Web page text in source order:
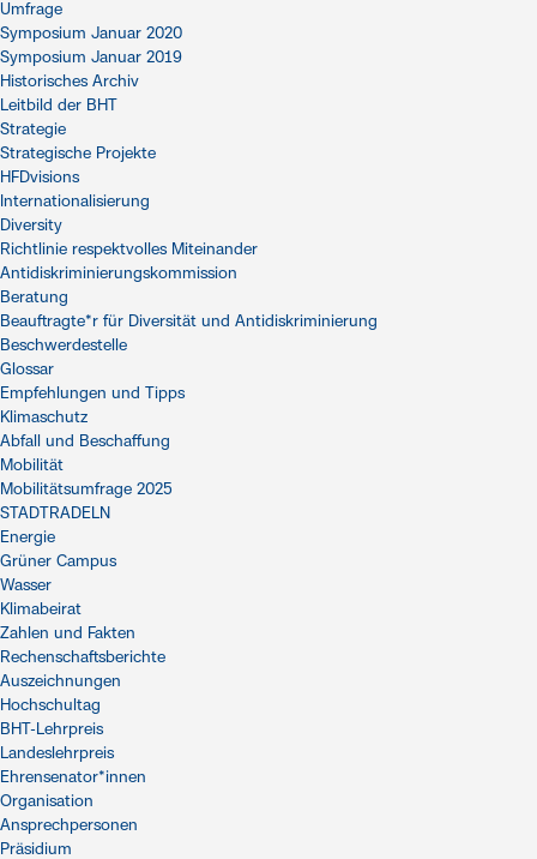
Umfrage
Symposium Januar 2020
Symposium Januar 2019
Historisches Archiv
Leitbild der BHT
Strategie
Strategische Projekte
HFDvisions
Internationalisierung
Diversity
Richtlinie respektvolles Miteinander
Antidiskriminierungskommission
Beratung
Beauftragte*r für Diversität und Antidiskriminierung
Beschwerdestelle
Glossar
Empfehlungen und Tipps
Klimaschutz
Abfall und Beschaffung
Mobilität
Mobilitätsumfrage 2025
STADTRADELN
Energie
Grüner Campus
Wasser
Klimabeirat
Zahlen und Fakten
Rechenschaftsberichte
Auszeichnungen
Hochschultag
BHT-Lehrpreis
Landeslehrpreis
Ehrensenator*innen
Organisation
Ansprechpersonen
Präsidium